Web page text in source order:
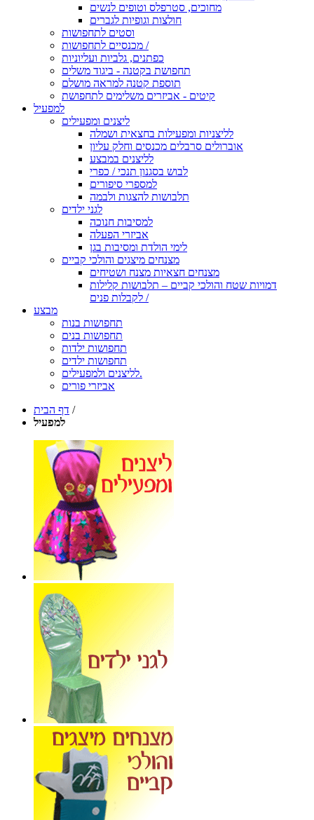
מחוכים, סטרפלס וטופים לנשים
חולצות וגופיות לגברים
וסטים לתחפושות
מכנסיים לתחפושות /
כפתנים, גלביות ועליוניות
תחפושת בקטנה - ביגוד משלים
תוספת קטנה למראה מושלם
קיטים - אביזרים משלימים לתחפושת
למפעיל
ליצנים ומפעילים
לליצניות ומפעילות בחצאית ושמלה
אוברולים סרבלים מכנסים וחלק עליון
לליצנים במבצע
לבוש בסגנון תנכי / כפרי
למספרי סיפורים
תלבושות להצגות ולבמה
לגני ילדים
למסיבות חנוכה
אביזרי הפעלה
לימי הולדת ומסיבות בגן
מצנחים מיצגים והולכי קביים
מצנחים חצאיות מצנח ושטיחים
דמויות שטח והולכי קביים – תלבושות קלילות
לקבלות פנים /
מבצע
תחפושות בנות
תחפושות בנים
תחפושות ילדות
תחפושות ילדים
לליצנים ולמפעילים.
אביזרי פורים
דף הבית /
למפעיל